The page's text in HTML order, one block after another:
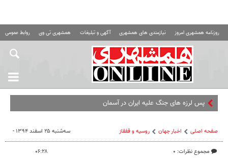
روزنامه همشهری امروز نیازمندی های همشهری آگهی و تبلیغات همشهری تی وی روابط عمومی
پس لرزه های جنگ علیه ایران در آسمان + اینفوگرافی
صفحه اصلی اخبار جهان روسیه‌ و قفقاز
مجموع نظرات: ۰
سه‌شنبه ۲۵ اسفند ۱۳۹۴ -
۰۶:۲۸